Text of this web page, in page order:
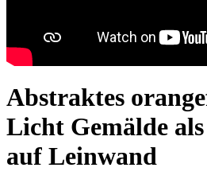
Abstraktes
Licht Gemälde
auf Leinwand